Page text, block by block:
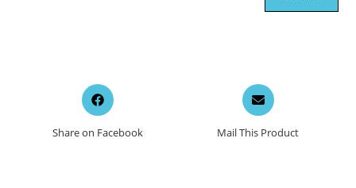
Opens
in
new
Share on Facebook
Opens
in
a
new
Mail This Product